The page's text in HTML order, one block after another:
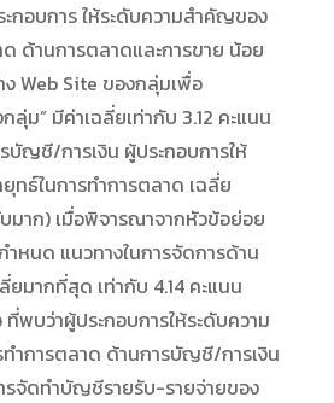
กอบการ ให้ระดับความสำคัญของ
ด้านการตลาดและการขาย น้อย
Web Site ของกลุ่มเพื่อ
ม” มีค่าเฉลี่ยเท่ากับ 3.12 คะแนน
บัญชี/การเงิน ผู้ประกอบการให้
ธ์ในการทำการตลาด เฉลี่ย
บมาก) เมื่อพิจารณาจากหัวข้อย่อย
หนด แนวทางในการจัดการด้าน
ยมากที่สุด เท่ากับ 4.14 คะแนน
พบว่าผู้ประกอบการให้ระดับความ
ำการตลาด ด้านการบัญชี/การเงิน
จัดทำบัญชีรายรับ-รายจ่ายของ